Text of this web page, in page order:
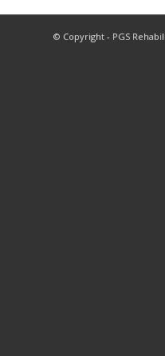
© Copyright - PGS